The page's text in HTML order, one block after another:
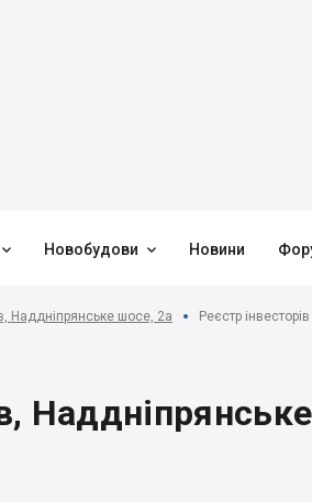
 Новобудови  Новини
Наддніпрянське шосе, 2а Реєстр інвесторів